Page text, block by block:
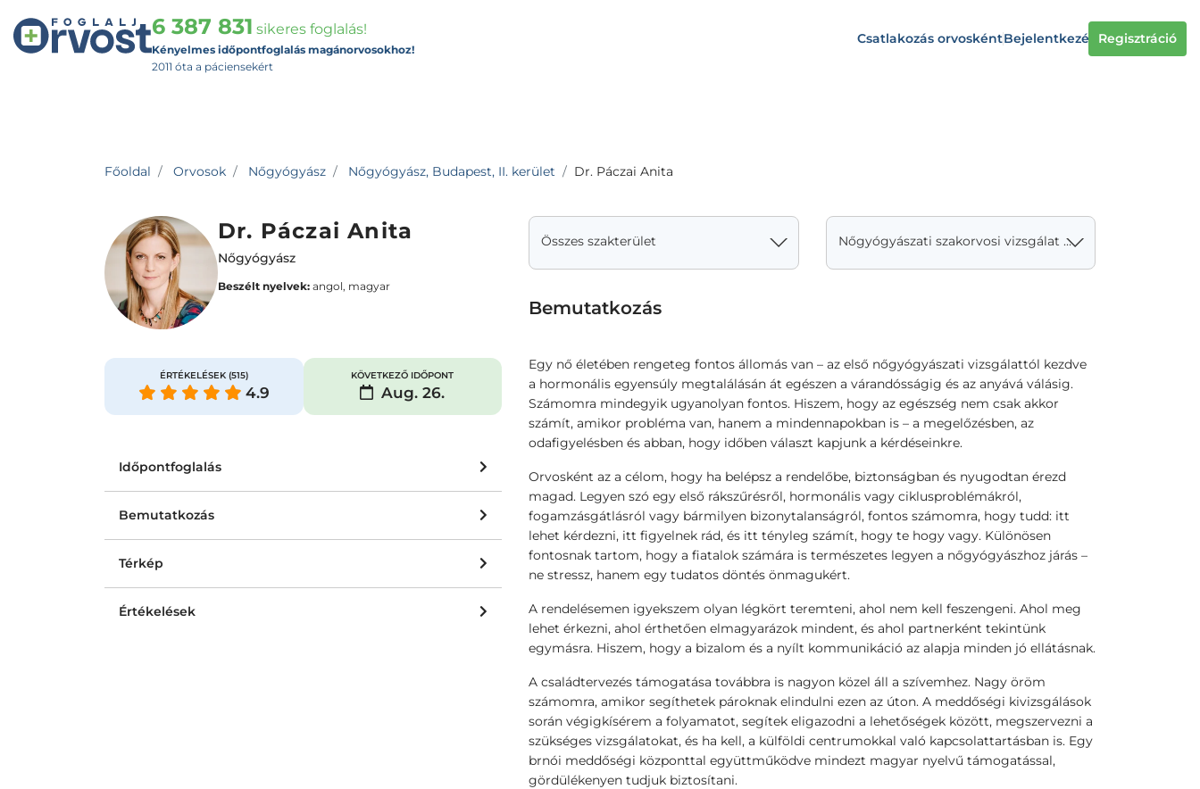
6 387 831 sikeres foglalás!
Kényelmes időpontfoglalás magánorvosokhoz!
2011 óta a páciensekért
Csatlakozás orvoskéntBejelentkezés Regisztráció
Főoldal Orvosok Nőgyógyász Nőgyógyász, Budapest, II. kerület Dr. Páczai Anita
Dr. Páczai Anita
Nőgyógyász
Beszélt nyelvek: angol, magyar
ÉRTÉKELÉSEK (515)
4.9
KÖVETKEZŐ IDŐPONT
Aug. 26.
Időpontfoglalás
Bemutatkozás
Térkép
Értékelések
Összes szakterület Nőgyógyászati szakorvosi vizsgálat + hüvelyi UH
Bemutatkozás
Egy nő életében rengeteg fontos állomás van – az első nőgyógyászati vizsgálattól kezdve
a hormonális egyensúly megtalálásán át egészen a várandósságig és az anyává válásig.
Számomra mindegyik ugyanolyan fontos. Hiszem, hogy az egészség nem csak akkor
számít, amikor probléma van, hanem a mindennapokban is – a megelőzésben, az
odafigyelésben és abban, hogy időben választ kapjunk a kérdéseinkre.
Orvosként az a célom, hogy ha belépsz a rendelőbe, biztonságban és nyugodtan érezd
magad. Legyen szó egy első rákszűrésről, hormonális vagy ciklusproblémákról,
fogamzásgátlásról vagy bármilyen bizonytalanságról, fontos számomra, hogy tudd: itt
lehet kérdezni, itt figyelnek rád, és itt tényleg számít, hogy te hogy vagy. Különösen
fontosnak tartom, hogy a fiatalok számára is természetes legyen a nőgyógyászhoz járás –
ne stressz, hanem egy tudatos döntés önmagukért.
A rendelésemen igyekszem olyan légkört teremteni, ahol nem kell feszengeni. Ahol meg
lehet érkezni, ahol érthetően elmagyarázok mindent, és ahol partnerként tekintünk
egymásra. Hiszem, hogy a bizalom és a nyílt kommunikáció az alapja minden jó ellátásnak.
A családtervezés támogatása továbbra is nagyon közel áll a szívemhez. Nagy öröm
számomra, amikor segíthetek pároknak elindulni ezen az úton. A meddőségi kivizsgálások
során végigkísérem a folyamatot, segítek eligazodni a lehetőségek között, megszervezni a
szükséges vizsgálatokat, és ha kell, a külföldi centrumokkal való kapcsolattartásban is. Egy
brnói meddőségi központtal együttműködve mindezt magyar nyelvű támogatással,
gördülékenyen tudjuk biztosítani.